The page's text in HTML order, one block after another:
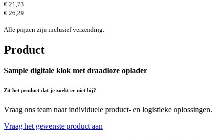
€ 21,73
€ 26,29
Alle prijzen zijn inclusief verzending.
Product
Sample digitale klok met draadloze oplader
Zit het product dat je zoekt er niet bij?
Vraag ons team naar individuele product- en logistieke oplossingen.
Vraag het gewenste product aan